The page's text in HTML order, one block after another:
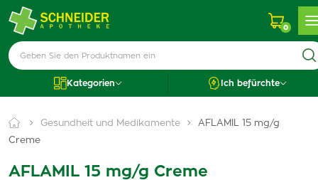
0
Kategorien Ich befürchte
Gesundheit und Medikamente
AFLAMIL 15 mg/g
Creme
AFLAMIL 15 mg/g Creme